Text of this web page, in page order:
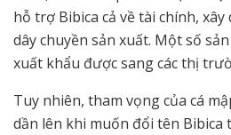
hỗ trợ Bibica cả về tài chính,
dây chuyền sản xuất. Một số
xuất khẩu được sang các thị
Tuy nhiên, tham vọng của cá
dần lên khi muốn đổi tên Bibica